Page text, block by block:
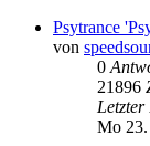
Psytrance
von
0
21896
Mo